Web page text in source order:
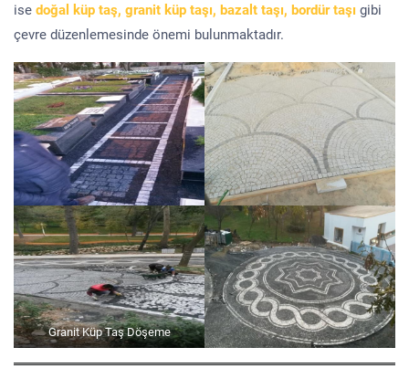
ise doğal küp taş, granit küp taşı, bazalt taşı, bordür taşı gibi
çevre düzenlemesinde önemi bulunmaktadır.
Granit Küp Taş Döşeme